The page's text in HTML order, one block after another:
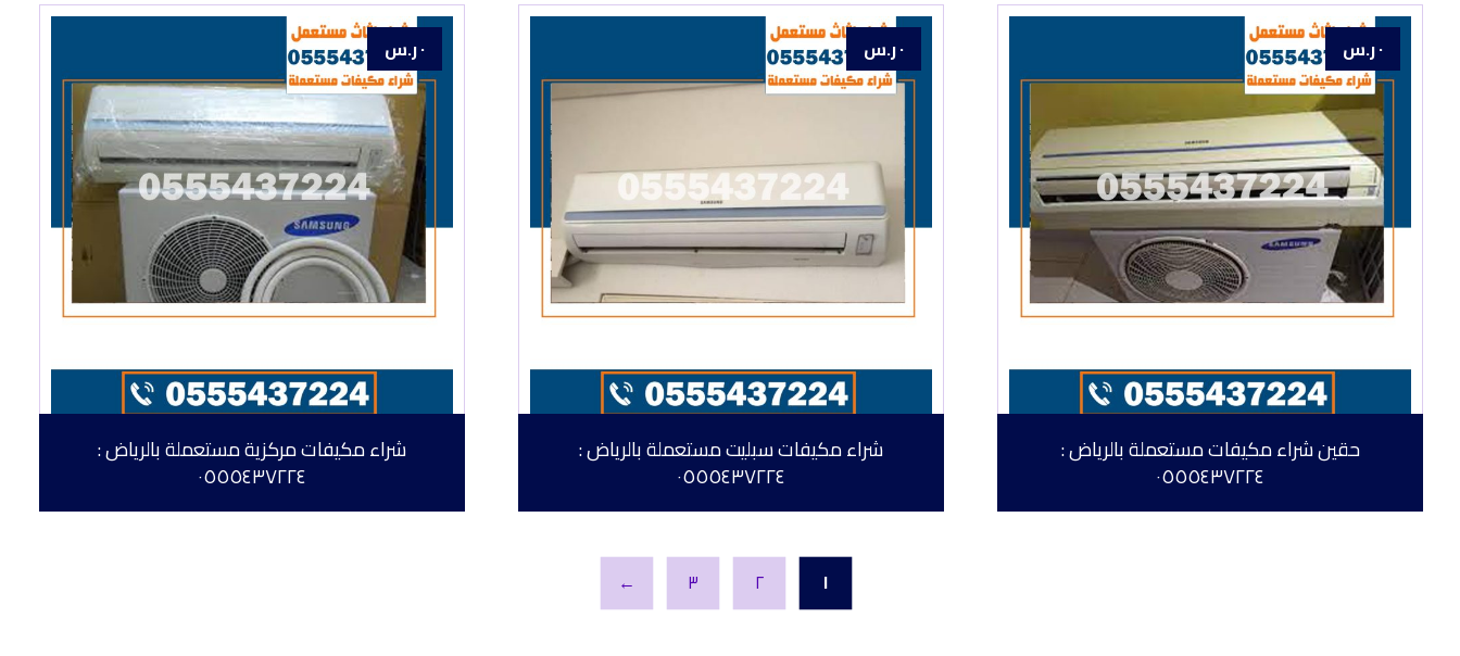
حقين شراء مكيفات مستعملة بالرياض :
٠٥٥٥٤٣٧٢٢٤
٠ر.س
شراء مكيفات سبليت مستعملة بالرياض :
٠٥٥٥٤٣٧٢٢٤
٠ر.س
شراء مكيفات مركزية مستعملة بالرياض :
٠٥٥٥٤٣٧٢٢٤
٠ر.س
١ ٢ ٣ ←